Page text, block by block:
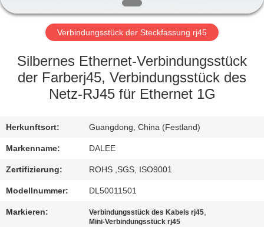
FABRIK-
AUSFLUG
QUALITÄTSKONTROLLE
SIE
MIT
UNS
IN
VERBINDUNG
Verbindungsstück der Steckfassung rj45
Silbernes Ethernet-Verbindungsstück
der Farberj45, Verbindungsstück des
Netz-RJ45 für Ethernet 1G
Herkunftsort: Guangdong, China (Festland)
Markenname: DALEE
Zertifizierung: ROHS ,SGS, ISO9001
Modellnummer: DL50011501
Markieren: Verbindungsstück des Kabels rj45,
Mini-Verbindungsstück rj45